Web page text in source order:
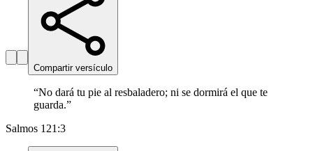
Compartir versículo
“No dará tu pie al resbaladero; ni se dormirá el que te
guarda.”
Salmos 121:3